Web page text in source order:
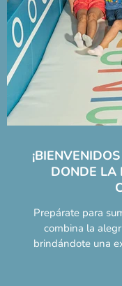
DONDE LA
Prepárate para
combina la
brindándote una